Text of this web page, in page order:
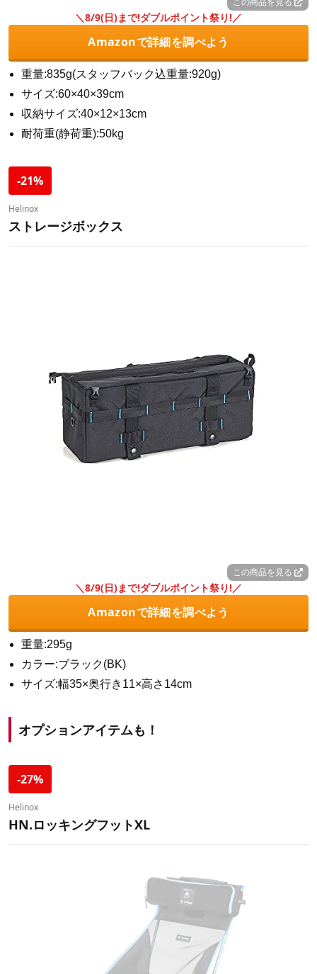
＼8/9(日)まで!ダブルポイント祭り!／
Amazonで詳細を調べよう
重量:835g(スタッフバック込重量:920g)
サイズ:60×40×39cm
収納サイズ:40×12×13cm
耐荷重(静荷重):50kg
-21%
Helinox
ストレージボックス
この商品を見る
＼8/9(日)まで!ダブルポイント祭り!／
Amazonで詳細を調べよう
重量:295g
カラー:ブラック(BK)
サイズ:幅35×奥行き11×高さ14cm
オプションアイテムも！
-27%
Helinox
HN.ロッキングフットXL